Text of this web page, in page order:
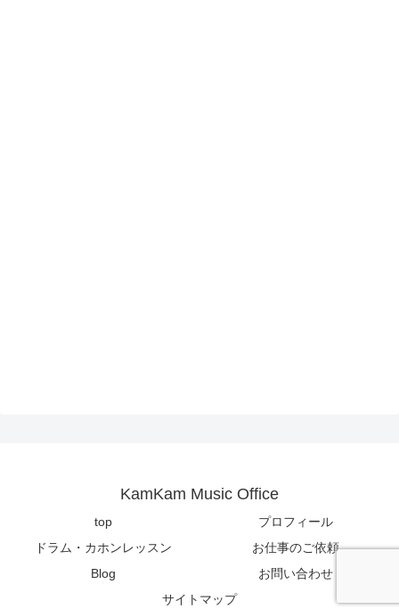
KamKam Music Office
top
プロフィール
ドラム・カホンレッスン
お仕事のご依頼
Blog
お問い合わせ
サイトマップ